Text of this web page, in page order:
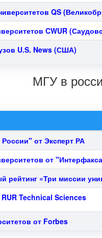
QS
CWUR
U.S. News (США)
МГУ в
от Эксперт РА
от
рейтинг «Три миссии
Technical Sciences
от Forbes